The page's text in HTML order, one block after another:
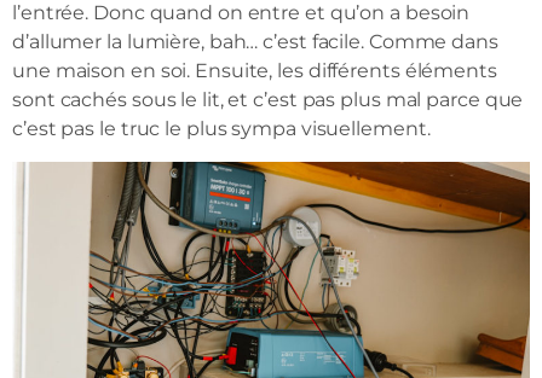
l’entrée. Donc quand on entre et qu’on a besoin
d’allumer la lumière, bah… c’est facile. Comme dans
une maison en soi. Ensuite, les différents éléments
sont cachés sous le lit, et c’est pas plus mal parce que
c’est pas le truc le plus sympa visuellement.